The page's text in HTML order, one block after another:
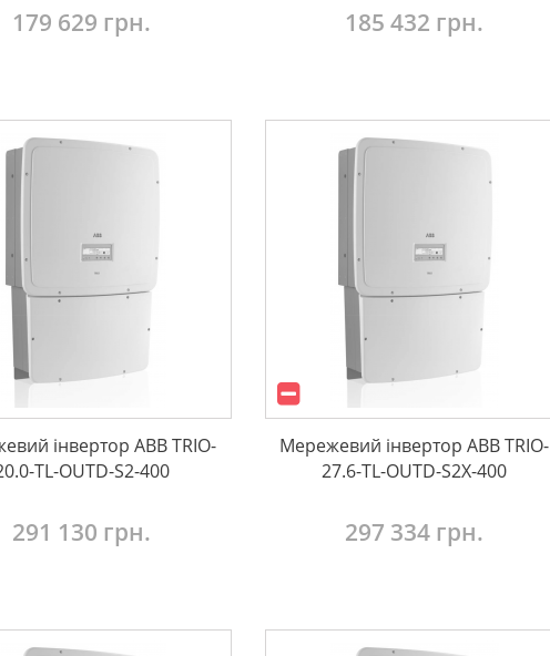
179 629 грн. 185 432 грн.
інвертор ABB TRIO-
TL-OUTD-S2-400
291 130 грн.
Мережевий інвертор ABB TRIO-
27.6-TL-OUTD-S2X-400
297 334 грн.